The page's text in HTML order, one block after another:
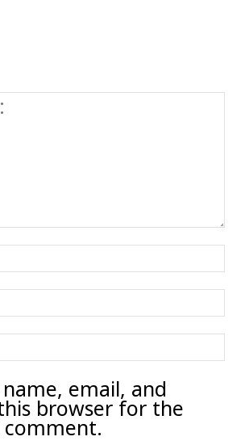
email, and
browser for the